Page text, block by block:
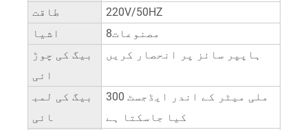
طاقت
220V/50HZ
اشیا
مصنوعات8
بیگ کی چوڑ
ائی
ہاپپر سائز پر انحصار کریں
بیگ کی لمب
ائی
300 ملی میٹر کے اندر ایڈجسٹ
کیا جاسکتا ہے